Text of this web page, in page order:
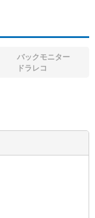
バックモニター
ドラレコ